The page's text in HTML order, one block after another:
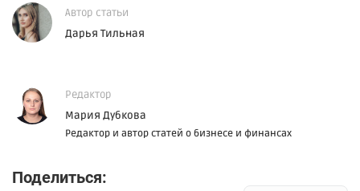
Автор статьи
Дарья Тильная
Редактор
Мария Дубкова
Редактор и автор статей о бизнесе и финансах
Поделиться: